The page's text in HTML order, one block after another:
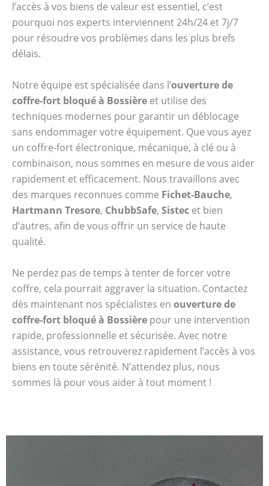
l’accès à vos biens de valeur est essentiel, c’est
pourquoi nos experts interviennent 24h/24 et 7j/7
pour résoudre vos problèmes dans les plus brefs
délais.
Notre équipe est spécialisée dans l’ouverture de
coffre-fort bloqué à Bossière et utilise des
techniques modernes pour garantir un déblocage
sans endommager votre équipement. Que vous ayez
un coffre-fort électronique, mécanique, à clé ou à
combinaison, nous sommes en mesure de vous aider
rapidement et efficacement. Nous travaillons avec
des marques reconnues comme Fichet-Bauche,
Hartmann Tresore, ChubbSafe, Sistec et bien
d’autres, afin de vous offrir un service de haute
qualité.
Ne perdez pas de temps à tenter de forcer votre
coffre, cela pourrait aggraver la situation. Contactez
dès maintenant nos spécialistes en ouverture de
coffre-fort bloqué à Bossière pour une intervention
rapide, professionnelle et sécurisée. Avec notre
assistance, vous retrouverez rapidement l’accès à vos
biens en toute sérénité. N’attendez plus, nous
sommes là pour vous aider à tout moment !